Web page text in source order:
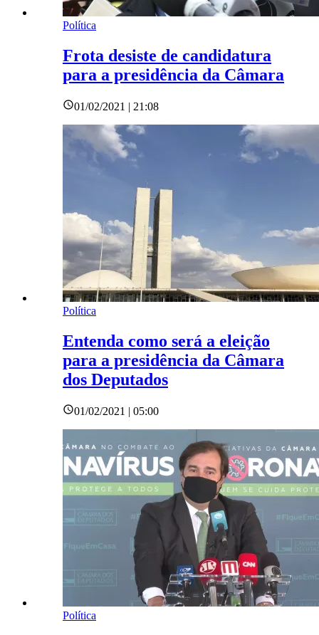
Política
Frota desiste de candidatura
para a presidência da Câmara
01/02/2021 | 21:08
Política
Entenda como será a eleição
para a presidência da Câmara
dos Deputados
01/02/2021 | 05:00
Política